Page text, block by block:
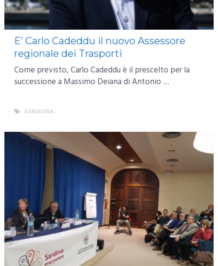
E’ Carlo Cadeddu il nuovo Assessore
regionale dei Trasporti
Come previsto, Carlo Cadeddu è il prescelto per la
successione a Massimo Deiana di Antonio …
SARDEGNA